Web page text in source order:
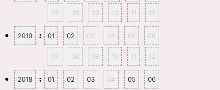
で
開
き
ま
く
だ
さ
い
(
新
し
い
ウ
ィ
ン
ド
で
開
07 08 09 10 11 12
2019 : 01 02 03 04 05 06
07 08 09 10 11 12
2018 : 01 02 03 04 05 06